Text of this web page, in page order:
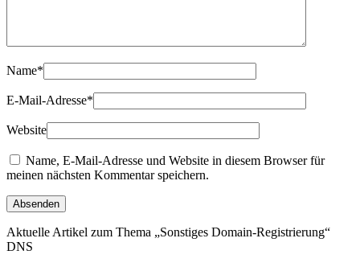
Name*
E-Mail-Adresse*
Website
Name, E-Mail-Adresse und Website in diesem Browser für
meinen nächsten Kommentar speichern.
Aktuelle Artikel zum Thema „Sonstiges Domain-Registrierung“
DNS